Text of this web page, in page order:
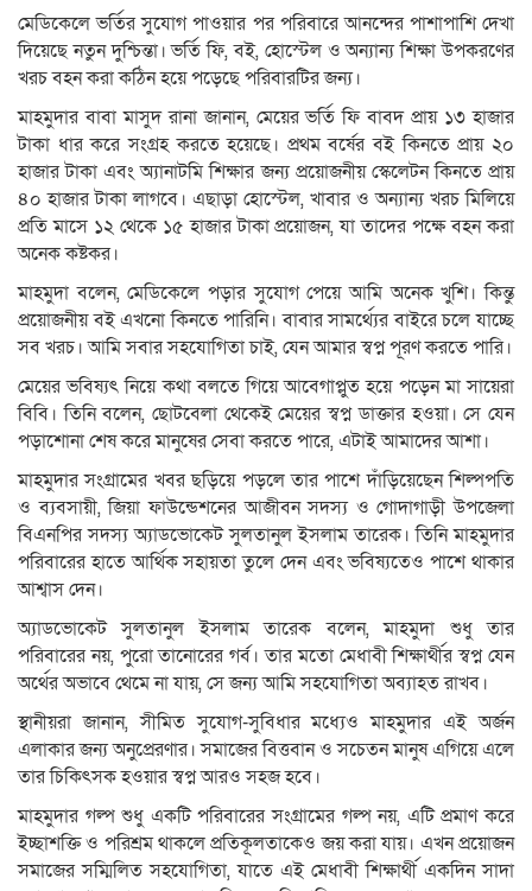
মেডিকেলে ভর্তির সুযোগ পাওয়ার পর পরিবারে আনন্দের পাশাপাশি দেখা
দিয়েছে নতুন দুশ্চিন্তা। ভর্তি ফি, বই, হোস্টেল ও অন্যান্য শিক্ষা উপকরণের
খরচ বহন করা কঠিন হয়ে পড়েছে পরিবারটির জন্য।
মাহমুদার বাবা মাসুদ রানা জানান, মেয়ের ভর্তি ফি বাবদ প্রায় ১৩ হাজার
টাকা ধার করে সংগ্রহ করতে হয়েছে। প্রথম বর্ষের বই কিনতে প্রায় ২০
হাজার টাকা এবং অ্যানাটমি শিক্ষার জন্য প্রয়োজনীয় স্কেলেটন কিনতে প্রায়
৪০ হাজার টাকা লাগবে। এছাড়া হোস্টেল, খাবার ও অন্যান্য খরচ মিলিয়ে
প্রতি মাসে ১২ থেকে ১৫ হাজার টাকা প্রয়োজন, যা তাদের পক্ষে বহন করা
অনেক কষ্টকর।
মাহমুদা বলেন, মেডিকেলে পড়ার সুযোগ পেয়ে আমি অনেক খুশি। কিন্তু
প্রয়োজনীয় বই এখনো কিনতে পারিনি। বাবার সামর্থ্যের বাইরে চলে যাচ্ছে
সব খরচ। আমি সবার সহযোগিতা চাই, যেন আমার স্বপ্ন পূরণ করতে পারি।
মেয়ের ভবিষ্যৎ নিয়ে কথা বলতে গিয়ে আবেগাপ্লুত হয়ে পড়েন মা সায়েরা
বিবি। তিনি বলেন, ছোটবেলা থেকেই মেয়ের স্বপ্ন ডাক্তার হওয়া। সে যেন
পড়াশোনা শেষ করে মানুষের সেবা করতে পারে, এটাই আমাদের আশা।
মাহমুদার সংগ্রামের খবর ছড়িয়ে পড়লে তার পাশে দাঁড়িয়েছেন শিল্পপতি
ও ব্যবসায়ী, জিয়া ফাউন্ডেশনের আজীবন সদস্য ও গোদাগাড়ী উপজেলা
বিএনপির সদস্য অ্যাডভোকেট সুলতানুল ইসলাম তারেক। তিনি মাহমুদার
পরিবারের হাতে আর্থিক সহায়তা তুলে দেন এবং ভবিষ্যতেও পাশে থাকার
আশ্বাস দেন।
অ্যাডভোকেট সুলতানুল ইসলাম তারেক বলেন, মাহমুদা শুধু তার
পরিবারের নয়, পুরো তানোরের গর্ব। তার মতো মেধাবী শিক্ষার্থীর স্বপ্ন যেন
অর্থের অভাবে থেমে না যায়, সে জন্য আমি সহযোগিতা অব্যাহত রাখব।
স্থানীয়রা জানান, সীমিত সুযোগ-সুবিধার মধ্যেও মাহমুদার এই অর্জন
এলাকার জন্য অনুপ্রেরণার। সমাজের বিত্তবান ও সচেতন মানুষ এগিয়ে এলে
তার চিকিৎসক হওয়ার স্বপ্ন আরও সহজ হবে।
মাহমুদার গল্প শুধু একটি পরিবারের সংগ্রামের গল্প নয়, এটি প্রমাণ করে
ইচ্ছাশক্তি ও পরিশ্রম থাকলে প্রতিকূলতাকেও জয় করা যায়। এখন প্রয়োজন
সমাজের সম্মিলিত সহযোগিতা, যাতে এই মেধাবী শিক্ষার্থী একদিন সাদা